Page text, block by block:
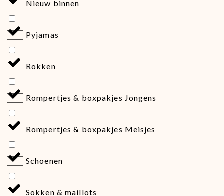
Nieuw binnen
Pyjamas
Rokken
Rompertjes & boxpakjes Jongens
Rompertjes & boxpakjes Meisjes
Schoenen
Sokken & maillots